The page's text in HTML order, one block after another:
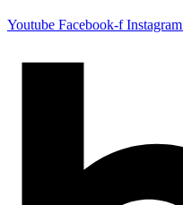
Youtube Facebook-f Instagram